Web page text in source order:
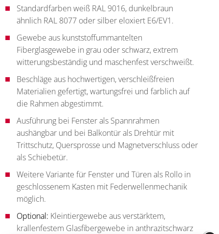
Standardfarben weiß RAL 9016, dunkelbraun
ähnlich RAL 8077 oder silber eloxiert E6/EV1.
Gewebe aus kunststoffummantelten
Fiberglasgewebe in grau oder schwarz, extrem
witterungsbeständig und maschenfest verschweißt.
Beschläge aus hochwertigen, verschleißfreien
Materialien gefertigt, wartungsfrei und farblich auf
die Rahmen abgestimmt.
Ausführung bei Fenster als Spannrahmen
aushängbar und bei Balkontür als Drehtür mit
Trittschutz, Quersprosse und Magnetverschluss oder
als Schiebetür.
Weitere Variante für Fenster und Türen als Rollo in
geschlossenem Kasten mit Federwellenmechanik
möglich.
Optional: Kleintiergewebe aus verstärktem,
krallenfestem Glasfibergewebe in anthrazitschwarz